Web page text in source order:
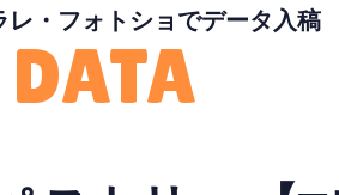
・フォトショでデータ入稿